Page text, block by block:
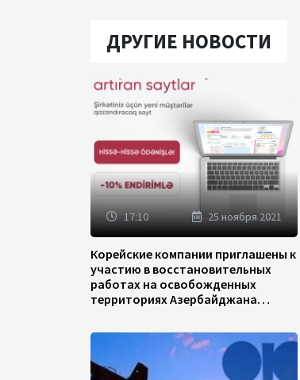
ДРУГИЕ НОВОСТИ
17:10 25 ноября 2021
Корейские компании приглашены к
участию в восстановительных
работах на освобожденных
территориях Азербайджана